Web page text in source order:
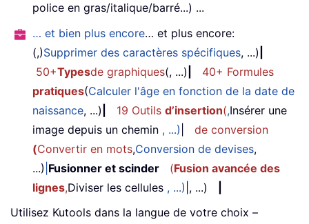
police en gras/italique/barré...) ...
… et bien plus encore… et plus encore:
(,)Supprimer des caractères spécifiques, ...)
50+Typesde graphiques(, ...)
40+ Formules
pratiques(Calculer l'âge en fonction de la date de
naissance, ...) 19 Outils d’insertion(,Insérer une
image depuis un chemin , ...)
de conversion
(Convertir en mots,Conversion de devises,
...) Fusionner et scinder (Fusion avancée des
lignes,Diviser les cellules , ...) |, ...)
Utilisez Kutools dans la langue de votre choix –